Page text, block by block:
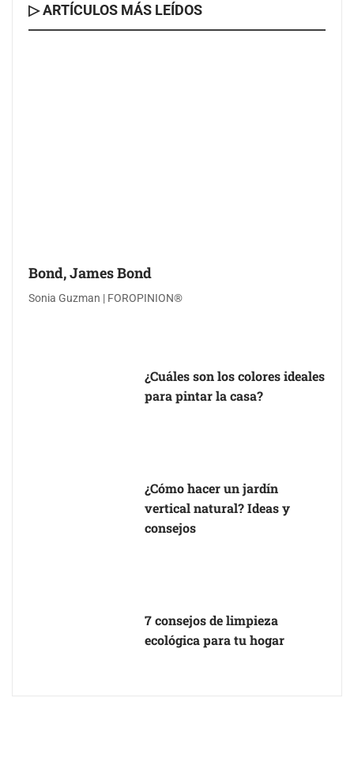
¿Conviene vender vivienda en Torrejón de Ardoz?
▷ ARTÍCULOS MÁS LEÍDOS
Bond, James Bond
Sonia Guzman | FOROPINION®
¿Cuáles son los colores ideales
para pintar la casa?
¿Cómo hacer un jardín
vertical natural? Ideas y
consejos
7 consejos de limpieza
ecológica para tu hogar